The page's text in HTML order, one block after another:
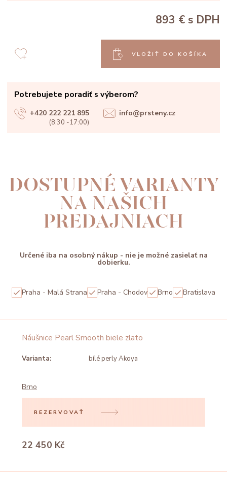
893 € s DPH
VLOŽIŤ DO KOŠÍKA
Potrebujete poradiť s výberom?
+420 222 221 895
(8:30 -17:00)
info@prsteny.cz
DOSTUPNÉ VARIANTY
NA NAŠICH
PREDAJNIACH
Určené iba na osobný nákup - nie je možné zasielať na
dobierku.
Praha - Malá Strana Praha - Chodov Brno Bratislava
Náušnice Pearl Smooth biele zlato
Varianta: bílé perly Akoya
Brno
REZERVOVAŤ
22 450 Kč